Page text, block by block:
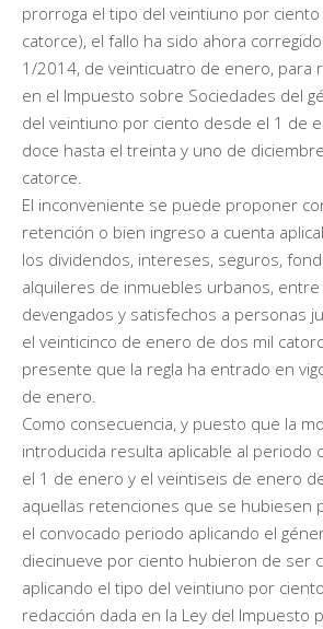
prorroga el tipo del veintiuno por
catorce), el fallo ha sido ahora
1/2014, de veinticuatro de enero, para
en el Impuesto sobre Sociedades del
del veintiuno por ciento desde el 1 de
doce hasta el treinta y uno de
catorce.
El inconveniente se puede proponer
retención o bien ingreso a cuenta
los dividendos, intereses, seguros,
alquileres de inmuebles urbanos,
devengados y satisfechos a personas
el veinticinco de enero de dos mil
presente que la regla ha entrado en
de enero.
Como consecuencia, y puesto que la
introducida resulta aplicable al periodo
el 1 de enero y el veintiseis de enero
aquellas retenciones que se hubiesen
el convocado periodo aplicando el
diecinueve por ciento hubieron de ser
aplicando el tipo del veintiuno por
redacción dada en la Ley del Impuesto